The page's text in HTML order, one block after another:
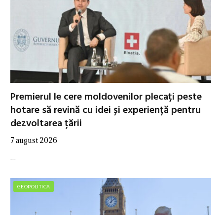
Premierul le cere moldovenilor plecați peste
hotare să revină cu idei și experiență pentru
dezvoltarea țării
7 august 2026
…
GEOPOLITICA